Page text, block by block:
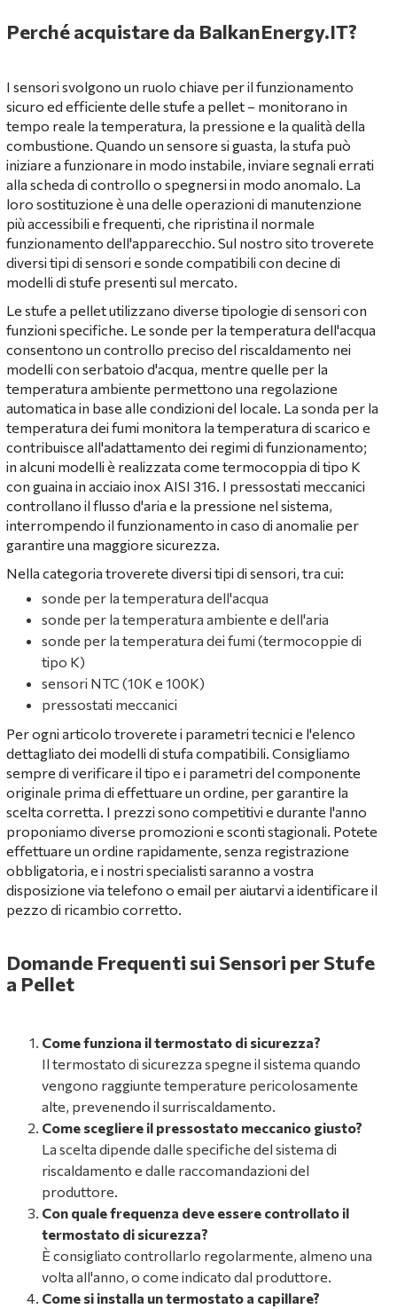
Perché acquistare da BalkanEnergy.IT?
I sensori svolgono un ruolo chiave per il funzionamento
sicuro ed efficiente delle stufe a pellet – monitorano in
tempo reale la temperatura, la pressione e la qualità della
combustione. Quando un sensore si guasta, la stufa può
iniziare a funzionare in modo instabile, inviare segnali errati
alla scheda di controllo o spegnersi in modo anomalo. La
loro sostituzione è una delle operazioni di manutenzione
più accessibili e frequenti, che ripristina il normale
funzionamento dell'apparecchio. Sul nostro sito troverete
diversi tipi di sensori e sonde compatibili con decine di
modelli di stufe presenti sul mercato.
Le stufe a pellet utilizzano diverse tipologie di sensori con
funzioni specifiche. Le sonde per la temperatura dell'acqua
consentono un controllo preciso del riscaldamento nei
modelli con serbatoio d'acqua, mentre quelle per la
temperatura ambiente permettono una regolazione
automatica in base alle condizioni del locale. La sonda per la
temperatura dei fumi monitora la temperatura di scarico e
contribuisce all'adattamento dei regimi di funzionamento;
in alcuni modelli è realizzata come termocoppia di tipo K
con guaina in acciaio inox AISI 316. I pressostati meccanici
controllano il flusso d'aria e la pressione nel sistema,
interrompendo il funzionamento in caso di anomalie per
garantire una maggiore sicurezza.
Nella categoria troverete diversi tipi di sensori, tra cui:
sonde per la temperatura dell'acqua
sonde per la temperatura ambiente e dell'aria
sonde per la temperatura dei fumi (termocoppie di
tipo K)
sensori NTC (10K e 100K)
pressostati meccanici
Per ogni articolo troverete i parametri tecnici e l'elenco
dettagliato dei modelli di stufa compatibili. Consigliamo
sempre di verificare il tipo e i parametri del componente
originale prima di effettuare un ordine, per garantire la
scelta corretta. I prezzi sono competitivi e durante l'anno
proponiamo diverse promozioni e sconti stagionali. Potete
effettuare un ordine rapidamente, senza registrazione
obbligatoria, e i nostri specialisti saranno a vostra
disposizione via telefono o email per aiutarvi a identificare il
pezzo di ricambio corretto.
Domande Frequenti sui Sensori per Stufe
a Pellet
Come funziona il termostato di sicurezza?
Il termostato di sicurezza spegne il sistema quando
vengono raggiunte temperature pericolosamente
alte, prevenendo il surriscaldamento.
Come scegliere il pressostato meccanico giusto?
La scelta dipende dalle specifiche del sistema di
riscaldamento e dalle raccomandazioni del
produttore.
Con quale frequenza deve essere controllato il
termostato di sicurezza?
È consigliato controllarlo regolarmente, almeno una
volta all'anno, o come indicato dal produttore.
Come si installa un termostato a capillare?